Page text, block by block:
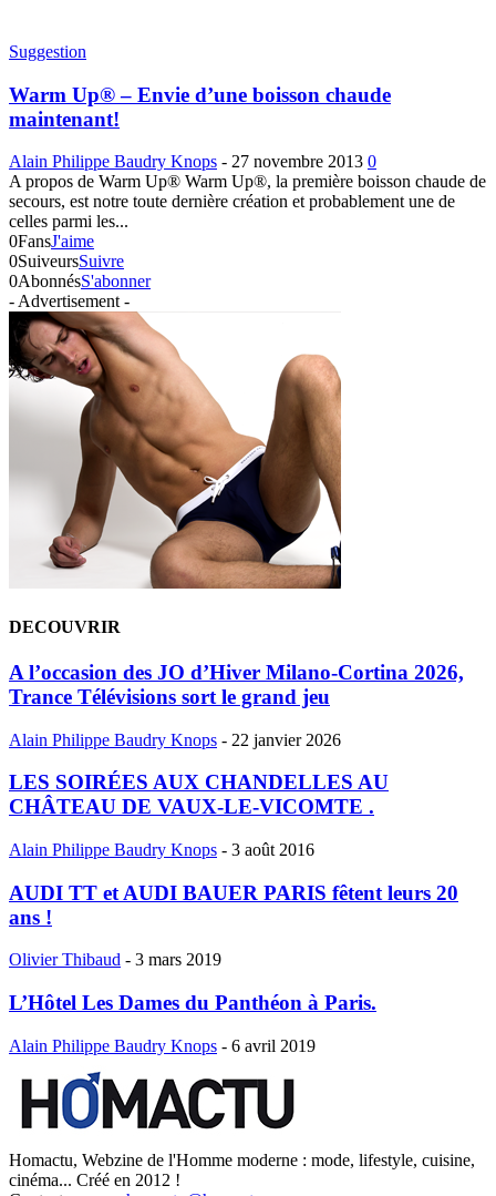
Suggestion
Warm Up® – Envie d’une boisson chaude
maintenant!
Alain Philippe Baudry Knops - 27 novembre 2013 0
A propos de Warm Up® Warm Up®, la première boisson chaude de
secours, est notre toute dernière création et probablement une de
celles parmi les...
0FansJ'aime
0SuiveursSuivre
0AbonnésS'abonner
- Advertisement -
DECOUVRIR
A l’occasion des JO d’Hiver Milano-Cortina 2026,
Trance Télévisions sort le grand jeu
Alain Philippe Baudry Knops - 22 janvier 2026
LES SOIRÉES AUX CHANDELLES AU
CHÂTEAU DE VAUX-LE-VICOMTE .
Alain Philippe Baudry Knops - 3 août 2016
AUDI TT et AUDI BAUER PARIS fêtent leurs 20
ans !
Olivier Thibaud - 3 mars 2019
L’Hôtel Les Dames du Panthéon à Paris.
Alain Philippe Baudry Knops - 6 avril 2019
Homactu, Webzine de l'Homme moderne : mode, lifestyle, cuisine,
cinéma... Créé en 2012 !